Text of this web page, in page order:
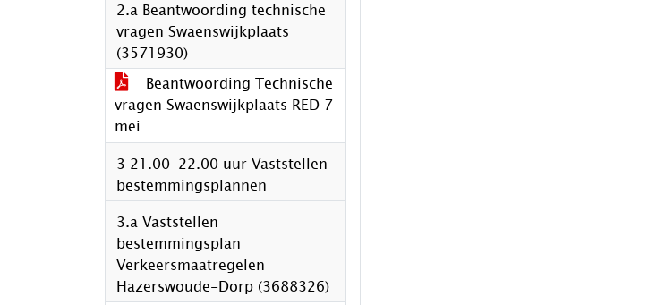
2.a Beantwoording technische
vragen Swaenswijkplaats
(3571930)
Beantwoording Technische
vragen Swaenswijkplaats RED 7
mei
3 21.00-22.00 uur Vaststellen
bestemmingsplannen
3.a Vaststellen
bestemmingsplan
Verkeersmaatregelen
Hazerswoude-Dorp (3688326)